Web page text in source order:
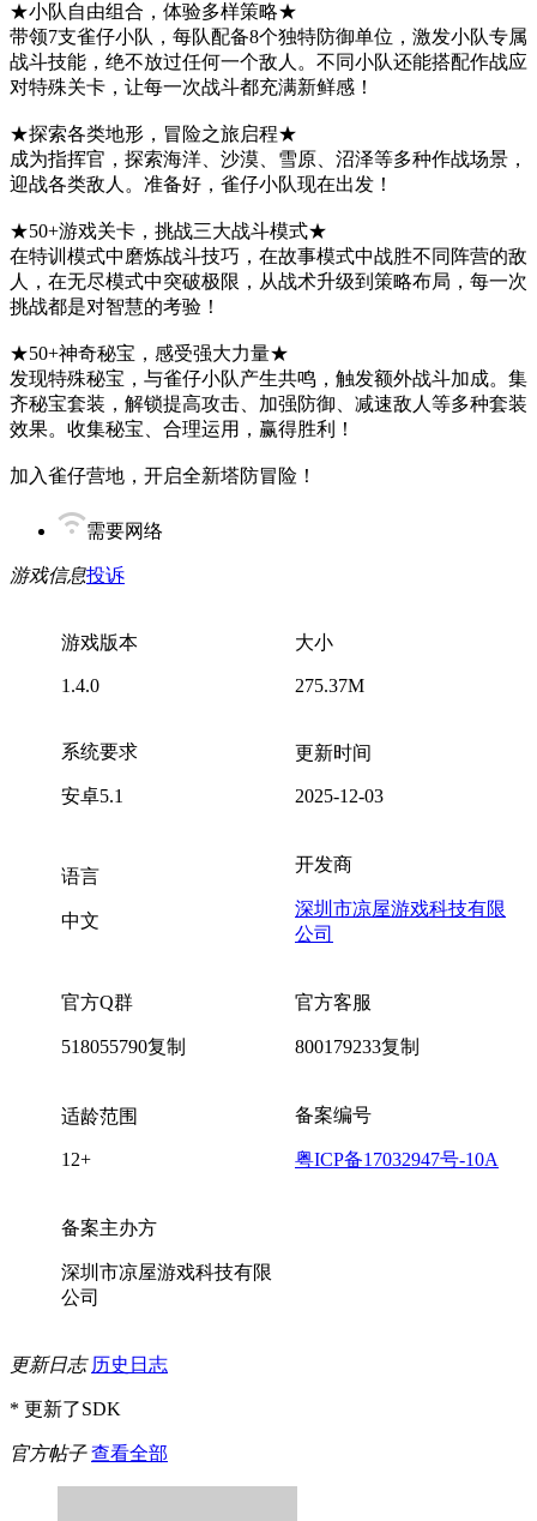
★小队自由组合，体验多样策略★
带领7支雀仔小队，每队配备8个独特防御单位，激发小队专属
战斗技能，绝不放过任何一个敌人。不同小队还能搭配作战应
对特殊关卡，让每一次战斗都充满新鲜感！
★探索各类地形，冒险之旅启程★
成为指挥官，探索海洋、沙漠、雪原、沼泽等多种作战场景，
迎战各类敌人。准备好，雀仔小队现在出发！
★50+游戏关卡，挑战三大战斗模式★
在特训模式中磨炼战斗技巧，在故事模式中战胜不同阵营的敌
人，在无尽模式中突破极限，从战术升级到策略布局，每一次
挑战都是对智慧的考验！
★50+神奇秘宝，感受强大力量★
发现特殊秘宝，与雀仔小队产生共鸣，触发额外战斗加成。集
齐秘宝套装，解锁提高攻击、加强防御、减速敌人等多种套装
效果。收集秘宝、合理运用，赢得胜利！
加入雀仔营地，开启全新塔防冒险！
需要网络
游戏信息投诉
游戏版本
1.4.0
大小
275.37M
系统要求
安卓5.1
更新时间
2025-12-03
语言
中文
开发商
深圳市凉屋游戏科技有限
公司
官方Q群
518055790复制
官方客服
800179233复制
适龄范围
12+
备案编号
粤ICP备17032947号-10A
备案主办方
深圳市凉屋游戏科技有限
公司
更新日志 历史日志
* 更新了SDK
官方帖子 查看全部